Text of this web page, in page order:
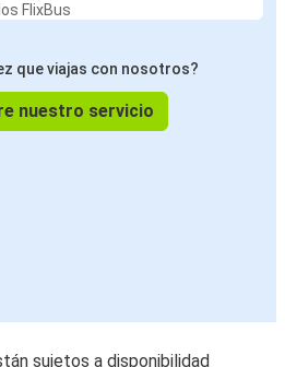
FlixBus
que viajas con nosotros?
nuestro servicio
sujetos a disponibilidad